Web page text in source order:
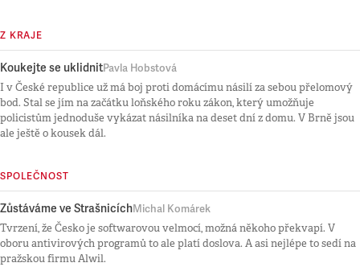
Z KRAJE
Koukejte se uklidnitPavla Hobstová
I v České republice už má boj proti domácímu násilí za sebou přelomový
bod. Stal se jím na začátku loňského roku zákon, který umožňuje
policistům jednoduše vykázat násilníka na deset dní z domu. V Brně jsou
ale ještě o kousek dál.
SPOLEČNOST
Zůstáváme ve StrašnicíchMichal Komárek
Tvrzení, že Česko je softwarovou velmocí, možná někoho překvapí. V
oboru antivirových programů to ale platí doslova. A asi nejlépe to sedí na
pražskou firmu Alwil.